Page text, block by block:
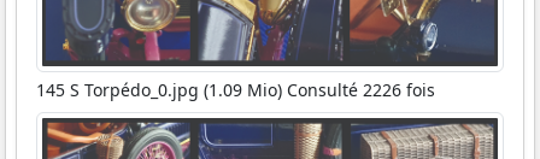
145 S Torpédo_0.jpg (1.09 Mio) Consulté 2226 fois